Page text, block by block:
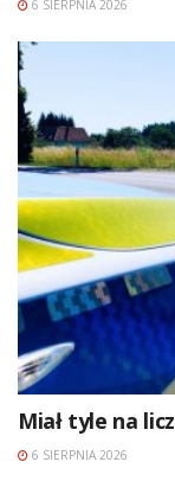
6 SIERPNIA 2026
Miał tyle na
6 SIERPNIA 2026